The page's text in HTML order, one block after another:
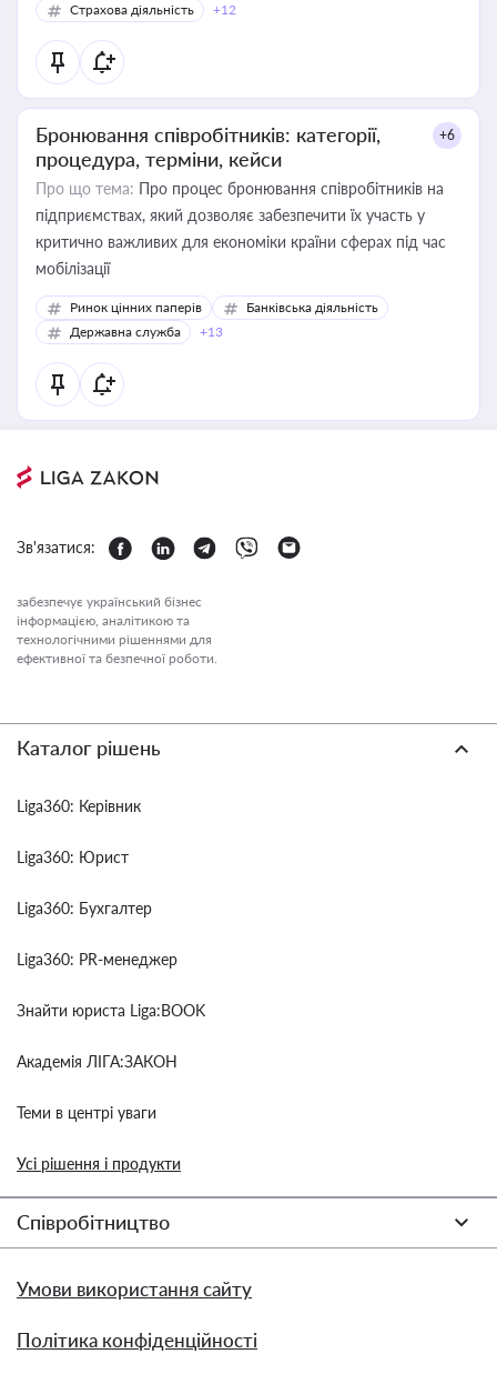
Страхова діяльність
+12
Бронювання співробітників: категорії,
процедура, терміни, кейси
+6
Про що тема: Про процес бронювання співробітників на
підприємствах, який дозволяє забезпечити їх участь у
критично важливих для економіки країни сферах під час
мобілізації
Ринок цінних паперів
Банківська діяльність
Державна служба
+13
Зв'язатися:
забезпечує український бізнес
інформацією, аналітикою та
технологічними рішеннями для
ефективної та безпечної роботи.
Каталог рішень
Liga360: Керівник
Liga360: Юрист
Liga360: Бухгалтер
Liga360: PR-менеджер
Знайти юриста Liga:BOOK
Академія ЛІГА:ЗАКОН
Теми в центрі уваги
Усі рішення і продукти
Співробітництво
Умови використання сайту
Політика конфіденційності